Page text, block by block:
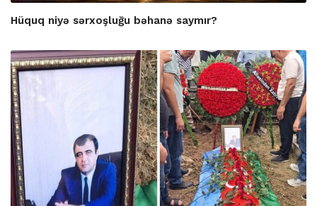
Hüquq niyə sərxoşluğu bəhanə saymır?